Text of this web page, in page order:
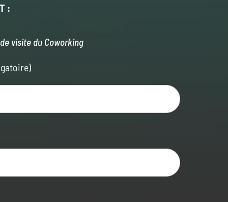
:
visite du Coworking